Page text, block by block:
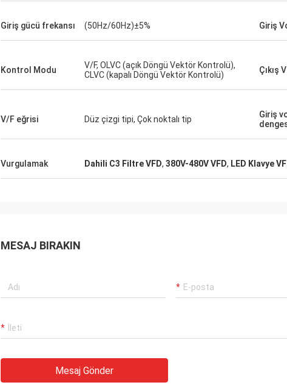
Giriş gücü frekansı (50Hz/60Hz)±5% Giriş
Kontrol Modu
V/F, OLVC (açık Döngü Vektör Kontrolü),
CLVC (kapalı Döngü Vektör Kontrolü)
Çıkış
V/F eğrisi Düz çizgi tipi, Çok noktalı tip
Giriş
Vurgulamak Dahili C3 Filtre VFD, 380V-480V VFD, LED Klavye
MESAJ BIRAKIN
Mesaj Gönder